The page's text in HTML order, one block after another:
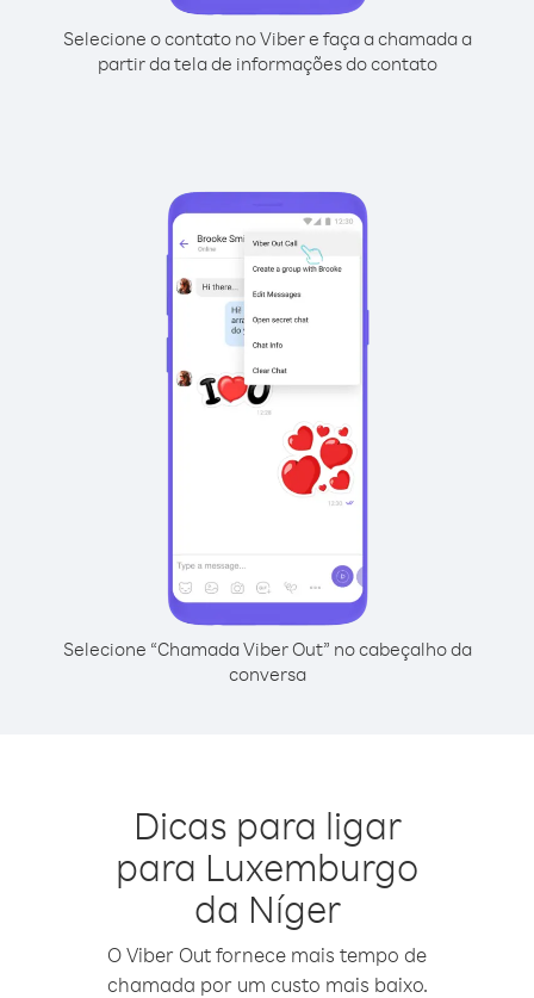
Selecione o contato no Viber e faça a chamada a
partir da tela de informações do contato
Selecione “Chamada Viber Out” no cabeçalho da
conversa
Dicas para ligar
para Luxemburgo
da Níger
O Viber Out fornece mais tempo de
chamada por um custo mais baixo.